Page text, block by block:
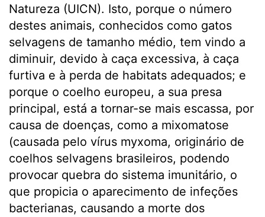
Natureza (UICN). Isto, porque o número
destes animais, conhecidos como gatos
selvagens de tamanho médio, tem vindo a
diminuir, devido à caça excessiva, à caça
furtiva e à perda de habitats adequados; e
porque o coelho europeu, a sua presa
principal, está a tornar-se mais escassa, por
causa de doenças, como a mixomatose
(causada pelo vírus myxoma, originário de
coelhos selvagens brasileiros, podendo
provocar quebra do sistema imunitário, o
que propicia o aparecimento de infeções
bacterianas, causando a morte dos